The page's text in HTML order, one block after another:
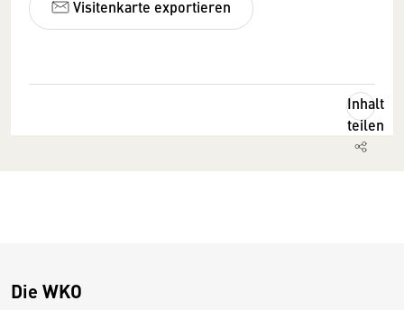
Visitenkarte exportieren
Inhalt
teilen
Die WKO